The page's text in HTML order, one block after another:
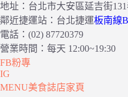
地址：台北市大安區延吉街
鄰近捷運站：台北捷運板南線
電話：(02) 87720379
營業時間：每天 12:00~19:30
FB粉專
IG
MENU美食誌店家頁